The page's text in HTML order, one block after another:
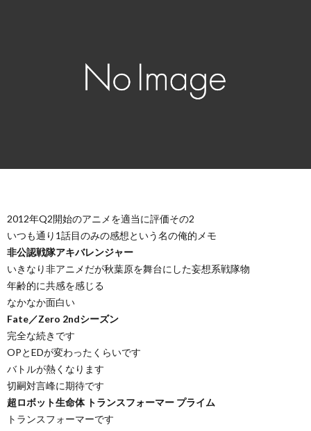
2012年Q2開始のアニメを適当に評価その2
いつも通り1話目のみの感想という名の俺的メモ
非公認戦隊アキバレンジャー
いきなり非アニメだが秋葉原を舞台にした妄想系戦隊物
年齢的に共感を感じる
なかなか面白い
Fate／Zero 2ndシーズン
完全な続きです
OPとEDが変わったくらいです
バトルが熱くなります
切嗣対言峰に期待です
超ロボット生命体 トランスフォーマー プライム
トランスフォーマーです